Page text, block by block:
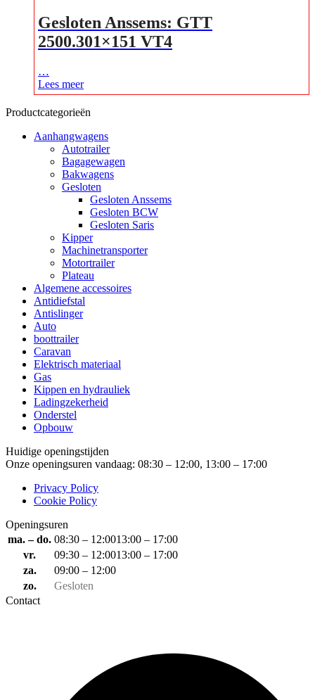
Gesloten Anssems: GTT
2500.301×151 VT4
…
Lees meer
Productcategorieën
Aanhangwagens
Autotrailer
Bagagewagen
Bakwagens
Gesloten
Gesloten Anssems
Gesloten BCW
Gesloten Saris
Kipper
Machinetransporter
Motortrailer
Plateau
Algemene accessoires
Antidiefstal
Antislinger
Auto
boottrailer
Caravan
Elektrisch materiaal
Gas
Kippen en hydrauliek
Ladingzekerheid
Onderstel
Opbouw
Huidige openingstijden
Onze openingsuren vandaag: 08:30 – 12:00, 13:00 – 17:00
Privacy Policy
Cookie Policy
Openingsuren
ma. – do. 08:30 – 12:0013:00 – 17:00
vr.
09:30 – 12:0013:00 – 17:00
za.
09:00 – 12:00
zo.
Gesloten
Contact